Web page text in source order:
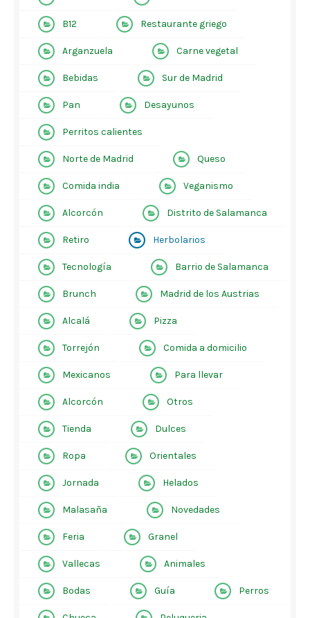
B12 Restaurante griego
Arganzuela Carne vegetal
Bebidas Sur de Madrid
Pan Desayunos
Perritos calientes
Norte de Madrid Queso
Comida india Veganismo
Alcorcón Distrito de Salamanca
Retiro Herbolarios
Tecnología Barrio de Salamanca
Brunch Madrid de los Austrias
Alcalá Pizza
Torrejón Comida a domicilio
Mexicanos Para llevar
Alcorcón Otros
Tienda Dulces
Ropa Orientales
Jornada Helados
Malasaña Novedades
Feria Granel
Vallecas Animales
Bodas Guía Perros